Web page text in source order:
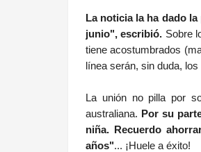
La noticia la ha dado
junio", escribió. Sobre
tiene acostumbrados
línea serán, sin duda,
La unión no pilla por
australiana. Por su
niña. Recuerdo
años"... ¡Huele a éxito!